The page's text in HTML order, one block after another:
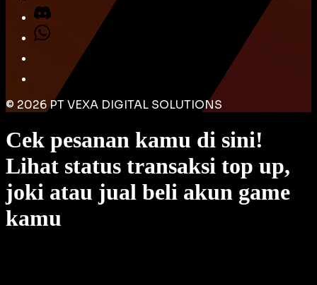
© 2026PT VEXA DIGITAL SOLUTIONS
Cek pesanan kamu di sini!
Lihat status transaksi top up,
joki atau jual beli akun game
kamu